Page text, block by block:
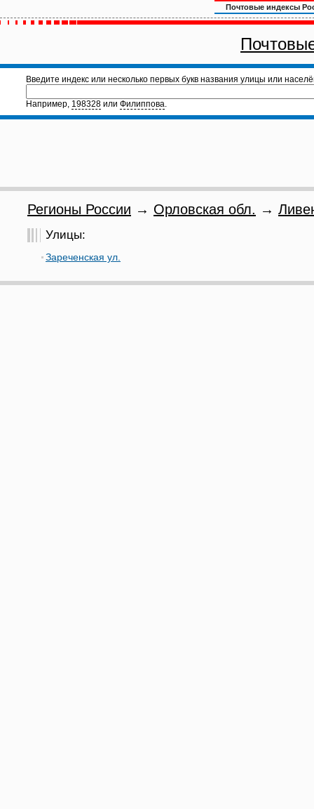
Почтовые индексы
Введите индекс или несколько первых букв названия улицы или
Например, 198328 или Филиппова.
Регионы России → Орловская обл. →
Улицы:
Зареченская ул.